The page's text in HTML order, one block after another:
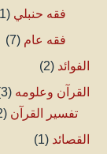
فقه حنبلي (1)
فقه عام (7)
الفوائد (2)
القرآن وعلومه (3)
تفسير القرآن (2)
القصائد (1)